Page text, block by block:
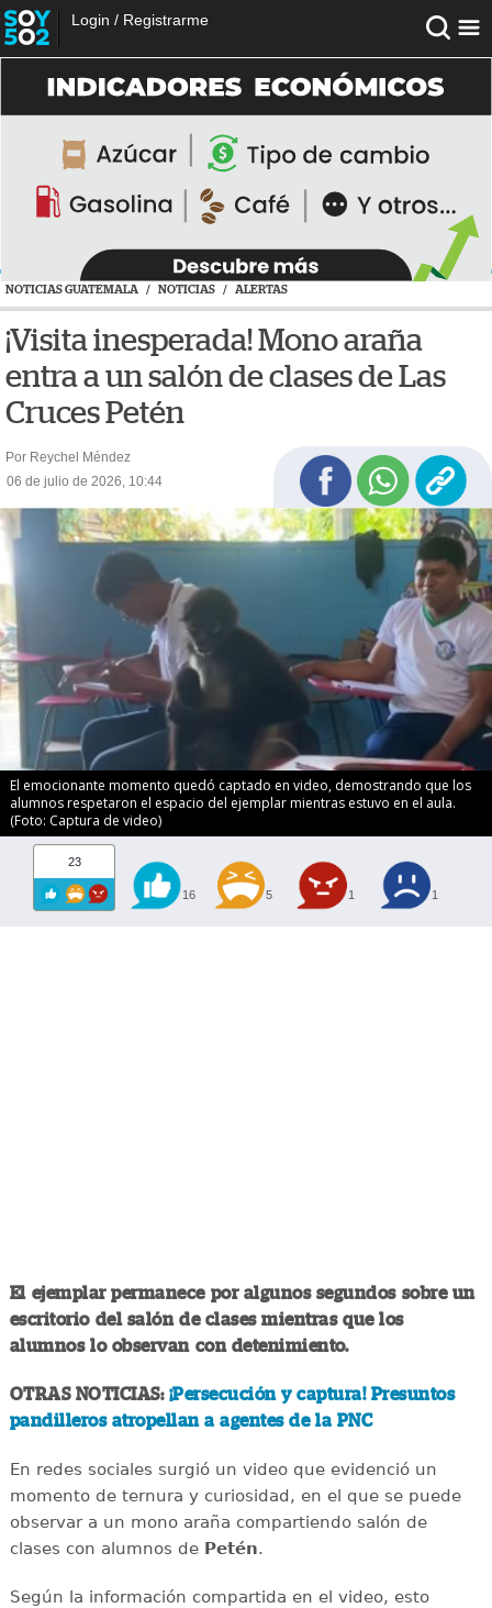
Login / Registrarme
NOTICIAS GUATEMALA / NOTICIAS / ALERTAS
¡Visita inesperada! Mono araña
entra a un salón de clases de Las
Cruces Petén
Por Reychel Méndez
06 de julio de 2026, 10:44
El emocionante momento quedó captado en video, demostrando que los
alumnos respetaron el espacio del ejemplar mientras estuvo en el aula.
(Foto: Captura de video)
23
16 5 1 1
El ejemplar permanece por algunos segundos sobre un
escritorio del salón de clases mientras que los
alumnos lo observan con detenimiento.
OTRAS NOTICIAS: ¡Persecución y captura! Presuntos
pandilleros atropellan a agentes de la PNC
En redes sociales surgió un video que evidenció un
momento de ternura y curiosidad, en el que se puede
observar a un mono araña compartiendo salón de
clases con alumnos de Petén.
Según la información compartida en el video, esto